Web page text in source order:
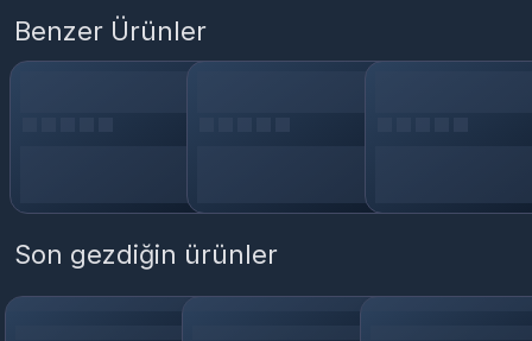
Benzer Ürünler
Son gezdiğin ürünler